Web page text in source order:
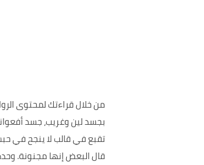
من خلال قراءتك لمحتوى
بجسد لين وغريب، جسد
تقبع في قالب لا ينجح في
قال البعض إنها مجنونة.